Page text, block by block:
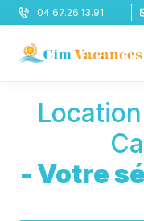
Panneau de gestion des
04.67.26.13.91
- Votre